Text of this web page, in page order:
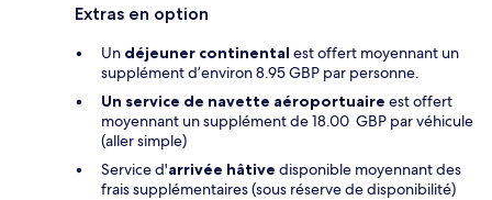
Extras en option
Un déjeuner continental est offert moyennant un
supplément d’environ 8.95 GBP par personne.
Un service de navette aéroportuaire est offert
moyennant un supplément de 18.00 GBP par véhicule
(aller simple)
Service d'arrivée hâtive disponible moyennant des
frais supplémentaires (sous réserve de disponibilité)